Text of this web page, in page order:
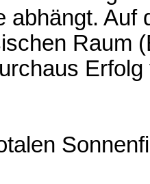
abhängt.
Raum